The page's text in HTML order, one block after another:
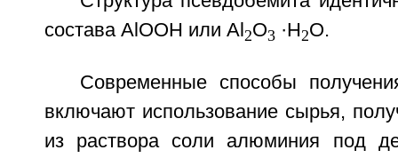
состава АlOOН или Аl 2O3 ·Н2O.
Современные способы
включают использование сырья,
из раствора соли алюминия под